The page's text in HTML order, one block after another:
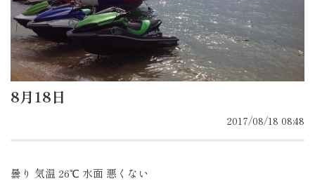
8月18日
2017/08/18 08:48
曇り 気温 26℃ 水面 悪くない